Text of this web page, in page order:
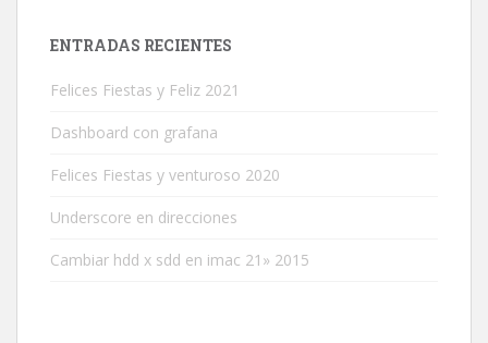
ENTRADAS RECIENTES
Felices Fiestas y Feliz 2021
Dashboard con grafana
Felices Fiestas y venturoso 2020
Underscore en direcciones
Cambiar hdd x sdd en imac 21» 2015